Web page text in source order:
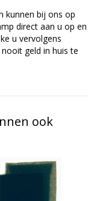
kunnen bij ons op
direct aan u op en
u vervolgens
geld in huis te
ook